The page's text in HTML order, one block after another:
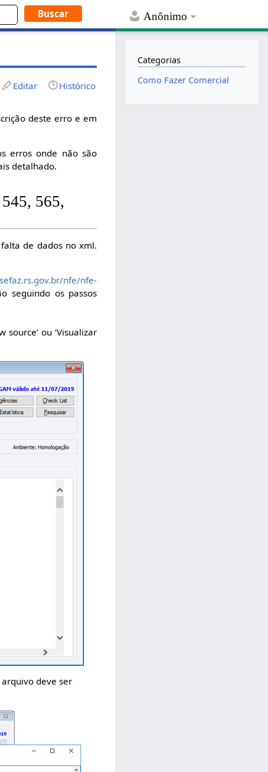
Anônimo
Editar Histórico
deste erro e em
erros onde não são
detalhado.
565,
de dados no xml.
nfe/nfe-
seguindo os passos
ou ‘Visualizar
deve ser
Categorias
Como Fazer Comercial